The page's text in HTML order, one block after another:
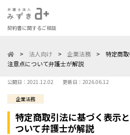
契約書に関するご相談
> 法人向け > 企業法務 >
特定商
注意点について弁護士が解説
公開日：2021.12.02 更新日：2026.06.12
企業法務
特定商取引法に基づく表示
ついて弁護士が解説